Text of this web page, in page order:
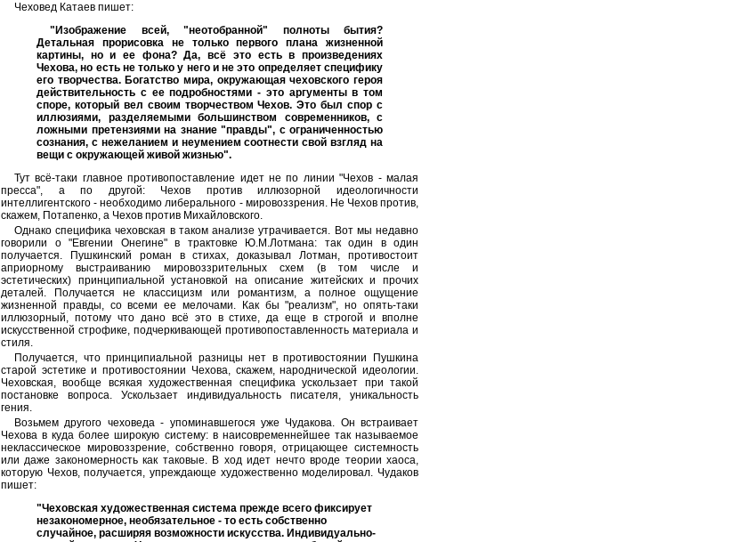
Чеховед Катаев пишет:
"Изображение всей, "неотобранной" полноты бытия?
Детальная прорисовка не только первого плана жизненной
картины, но и ее фона? Да, всё это есть в произведениях
Чехова, но есть не только у него и не это определяет специфику
его творчества. Богатство мира, окружающая чеховского героя
действительность с ее подробностями - это аргументы в том
споре, который вел своим творчеством Чехов. Это был спор с
иллюзиями, разделяемыми большинством современников, с
ложными претензиями на знание "правды", с ограниченностью
сознания, с нежеланием и неумением соотнести свой взгляд на
вещи с окружающей живой жизнью".
Тут всё-таки главное противопоставление идет не по линии "Чехов - малая
пресса", а по другой: Чехов против иллюзорной идеологичности
интеллигентского - необходимо либерального - мировоззрения. Не Чехов против,
скажем, Потапенко, а Чехов против Михайловского.
Однако специфика чеховская в таком анализе утрачивается. Вот мы недавно
говорили о "Евгении Онегине" в трактовке Ю.М.Лотмана: так один в один
получается. Пушкинский роман в стихах, доказывал Лотман, противостоит
априорному выстраиванию мировоззрительных схем (в том числе и
эстетических) принципиальной установкой на описание житейских и прочих
деталей. Получается не классицизм или романтизм, а полное ощущение
жизненной правды, со всеми ее мелочами. Как бы "реализм", но опять-таки
иллюзорный, потому что дано всё это в стихе, да еще в строгой и вполне
искусственной строфике, подчеркивающей противопоставленность материала и
стиля.
Получается, что принципиальной разницы нет в противостоянии Пушкина
старой эстетике и противостоянии Чехова, скажем, народнической идеологии.
Чеховская, вообще всякая художественная специфика ускользает при такой
постановке вопроса. Ускользает индивидуальность писателя, уникальность
гения.
Возьмем другого чеховеда - упоминавшегося уже Чудакова. Он встраивает
Чехова в куда более широкую систему: в наисовременнейшее так называемое
неклассическое мировоззрение, собственно говоря, отрицающее системность
или даже закономерность как таковые. В ход идет нечто вроде теории хаоса,
которую Чехов, получается, упреждающе художественно моделировал. Чудаков
пишет:
"Чеховская художественная система прежде всего фиксирует
незакономерное, необязательное - то есть собственно
случайное, расширяя возможности искусства. Индивидуально-